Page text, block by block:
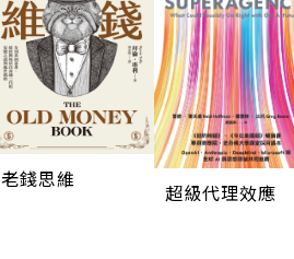
老錢思維
超級代理效應